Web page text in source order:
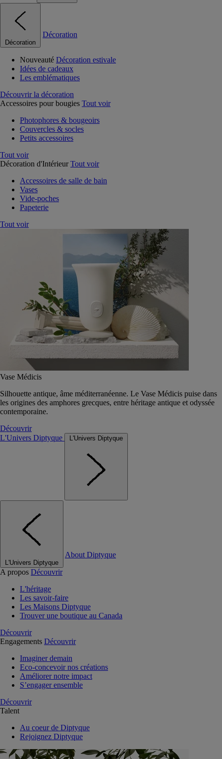
Décoration
Décoration
Nouveauté Décoration estivale
Idées de cadeaux
Les emblématiques
Découvrir la décoration
Accessoires pour bougies Tout voir
Photophores & bougeoirs
Couvercles & socles
Petits accessoires
Tout voir
Décoration d'Intérieur Tout voir
Accessoires de salle de bain
Vases
Vide-poches
Papeterie
Tout voir
Vase Médicis
Silhouette antique, âme méditerranéenne. Le Vase Médicis puise dans
les origines des amphores grecques, entre héritage antique et odyssée
contemporaine.
Découvrir
L'Univers Diptyque
L'Univers Diptyque
L'Univers Diptyque
About Diptyque
A propos Découvrir
L'héritage
Les savoir-faire
Les Maisons Diptyque
Trouver une boutique au Canada
Découvrir
Engagements Découvrir
Imaginer demain
Eco-concevoir nos créations
Améliorer notre impact
S’engager ensemble
Découvrir
Talent
Au coeur de Diptyque
Rejoignez Diptyque